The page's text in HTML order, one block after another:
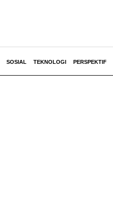
SOSIAL TEKNOLOGI PERSPEKTIF